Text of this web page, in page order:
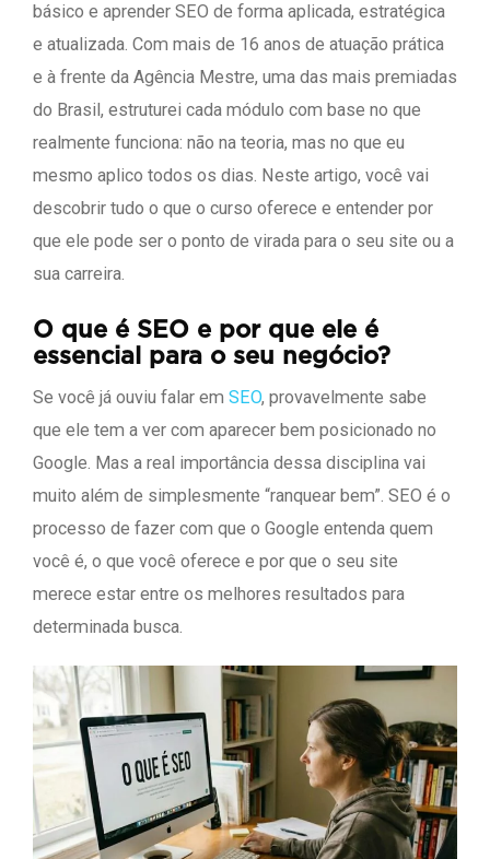
básico e aprender SEO de forma aplicada, estratégica
e atualizada. Com mais de 16 anos de atuação prática
e à frente da Agência Mestre, uma das mais premiadas
do Brasil, estruturei cada módulo com base no que
realmente funciona: não na teoria, mas no que eu
mesmo aplico todos os dias. Neste artigo, você vai
descobrir tudo o que o curso oferece e entender por
que ele pode ser o ponto de virada para o seu site ou a
sua carreira.
O que é SEO e por que ele é
essencial para o seu negócio?
Se você já ouviu falar em SEO, provavelmente sabe
que ele tem a ver com aparecer bem posicionado no
Google. Mas a real importância dessa disciplina vai
muito além de simplesmente “ranquear bem”. SEO é o
processo de fazer com que o Google entenda quem
você é, o que você oferece e por que o seu site
merece estar entre os melhores resultados para
determinada busca.